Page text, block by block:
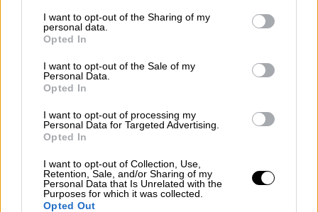
I want to opt-out of the Sharing of my
personal data.
Opted In
I want to opt-out of the Sale of my
Personal Data.
Opted In
I want to opt-out of processing my
Personal Data for Targeted Advertising.
Opted In
I want to opt-out of Collection, Use,
Retention, Sale, and/or Sharing of my
Personal Data that Is Unrelated with the
Purposes for which it was collected.
Opted Out
El amor es eterno
Más artículos de este autor
lunes, 14 de junio de 2021